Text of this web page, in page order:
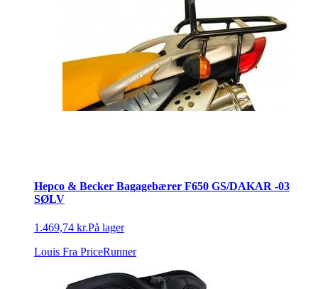
Hepco & Becker Bagagebærer F650 GS/DAKAR -03
SØLV
1.469,74 kr.På lager
Louis Fra PriceRunner